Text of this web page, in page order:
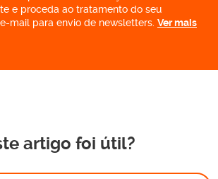
e proceda ao tratamento do seu
mail para envio de newsletters. Ver mais
artigo foi útil?